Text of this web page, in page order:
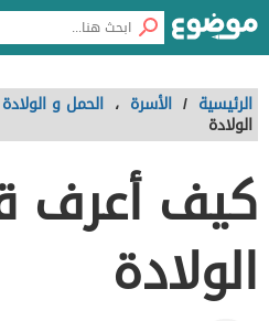
الرئيسية / الأسرة ، الحمل و الولادة
الولادة
كيف أعرف
الولادة